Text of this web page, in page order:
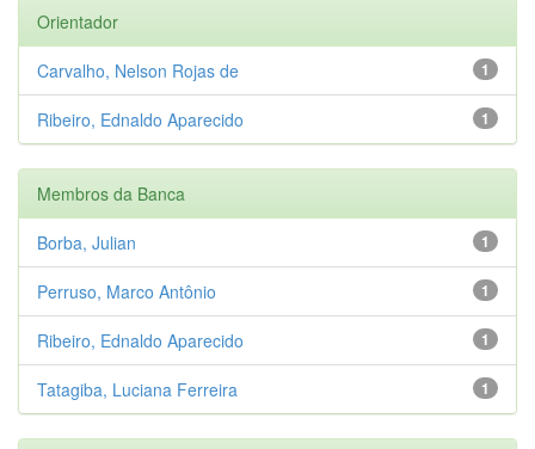
Orientador
1
Carvalho, Nelson Rojas de
1
Ribeiro, Ednaldo Aparecido
Membros da Banca
1
Borba, Julian
1
Perruso, Marco Antônio
1
Ribeiro, Ednaldo Aparecido
1
Tatagiba, Luciana Ferreira